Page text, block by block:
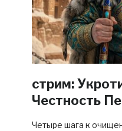
стрим:
Честность
Четыре шага к